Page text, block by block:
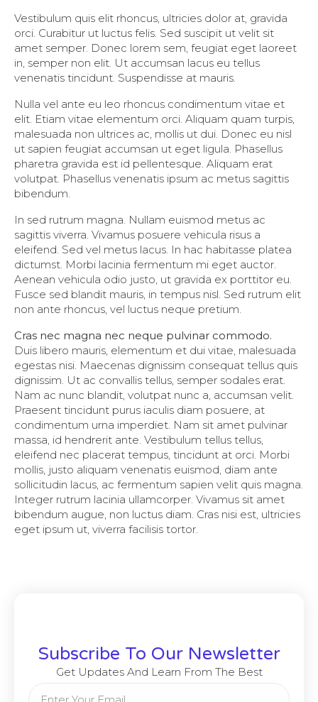
Vestibulum quis elit rhoncus, ultricies dolor at, gravida
orci. Curabitur ut luctus felis. Sed suscipit ut velit sit
amet semper. Donec lorem sem, feugiat eget laoreet
in, semper non elit. Ut accumsan lacus eu tellus
venenatis tincidunt. Suspendisse at mauris.
Nulla vel ante eu leo rhoncus condimentum vitae et
elit. Etiam vitae elementum orci. Aliquam quam turpis,
malesuada non ultrices ac, mollis ut dui. Donec eu nisl
ut sapien feugiat accumsan ut eget ligula. Phasellus
pharetra gravida est id pellentesque. Aliquam erat
volutpat. Phasellus venenatis ipsum ac metus sagittis
bibendum.
In sed rutrum magna. Nullam euismod metus ac
sagittis viverra. Vivamus posuere vehicula risus a
eleifend. Sed vel metus lacus. In hac habitasse platea
dictumst. Morbi lacinia fermentum mi eget auctor.
Aenean vehicula odio justo, ut gravida ex porttitor eu.
Fusce sed blandit mauris, in tempus nisl. Sed rutrum elit
non ante rhoncus, vel luctus neque pretium.
Cras nec magna nec neque pulvinar commodo.
Duis libero mauris, elementum et dui vitae, malesuada
egestas nisi. Maecenas dignissim consequat tellus quis
dignissim. Ut ac convallis tellus, semper sodales erat.
Nam ac nunc blandit, volutpat nunc a, accumsan velit.
Praesent tincidunt purus iaculis diam posuere, at
condimentum urna imperdiet. Nam sit amet pulvinar
massa, id hendrerit ante. Vestibulum tellus tellus,
eleifend nec placerat tempus, tincidunt at orci. Morbi
mollis, justo aliquam venenatis euismod, diam ante
sollicitudin lacus, ac fermentum sapien velit quis magna.
Integer rutrum lacinia ullamcorper. Vivamus sit amet
bibendum augue, non luctus diam. Cras nisi est, ultricies
eget ipsum ut, viverra facilisis tortor.
Subscribe To Our Newsletter
Get Updates And Learn From The Best